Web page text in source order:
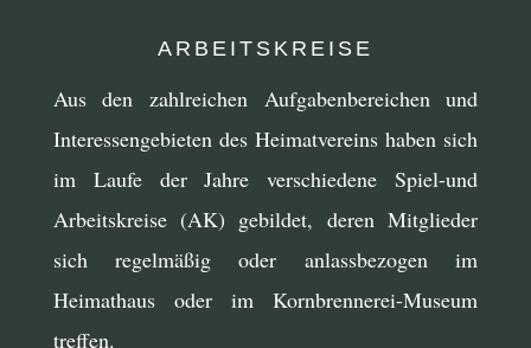
ARBEITSKREISE
Aus den zahlreichen Aufgabenbereichen und
Interessengebieten des Heimatvereins haben sich
im Laufe der Jahre verschiedene Spiel-und
Arbeitskreise (AK) gebildet, deren Mitglieder
sich regelmäßig oder anlassbezogen im
Heimathaus oder im Kornbrennerei-Museum
treffen.